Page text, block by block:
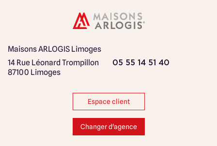
Maisons ARLOGIS Limoges
14 Rue Léonard Trompillon
87100 Limoges
05 55 14 51 40
Espace client
Changer d'agence